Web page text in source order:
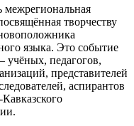
творчеству
языка. Это событие
учёных, педагогов,
представителей
аспирантов